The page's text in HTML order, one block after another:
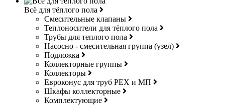
Всё для тёплого пола
Смесительные клапаны
Теплоносители для тёплого пола
Трубы для теплого пола
Насосно - смесительная группа (узел)
Подложка
Коллекторные группы
Коллекторы
Евроконус для труб РЕХ и МП
Шкафы коллекторные
Комплектующие